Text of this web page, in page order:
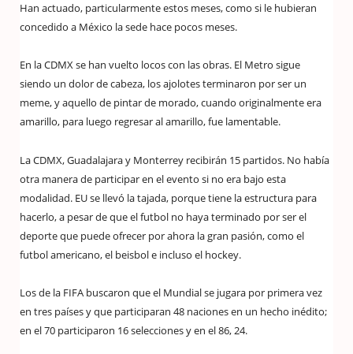
Han actuado, particularmente estos meses, como si le hubieran
concedido a México la sede hace pocos meses.
En la CDMX se han vuelto locos con las obras. El Metro sigue
siendo un dolor de cabeza, los ajolotes terminaron por ser un
meme, y aquello de pintar de morado, cuando originalmente era
amarillo, para luego regresar al amarillo, fue lamentable.
La CDMX, Guadalajara y Monterrey recibirán 15 partidos. No había
otra manera de participar en el evento si no era bajo esta
modalidad. EU se llevó la tajada, porque tiene la estructura para
hacerlo, a pesar de que el futbol no haya terminado por ser el
deporte que puede ofrecer por ahora la gran pasión, como el
futbol americano, el beisbol e incluso el hockey.
Los de la FIFA buscaron que el Mundial se jugara por primera vez
en tres países y que participaran 48 naciones en un hecho inédito;
en el 70 participaron 16 selecciones y en el 86, 24.